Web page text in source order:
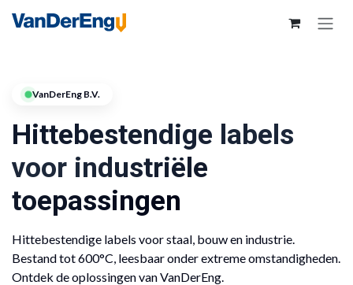
VanDerEng B.V.
Hittebestendige labels
voor industriële
toepassingen
Hittebestendige labels voor staal, bouw en industrie.
Bestand tot 600°C, leesbaar onder extreme omstandigheden.
Ontdek de oplossingen van VanDerEng.